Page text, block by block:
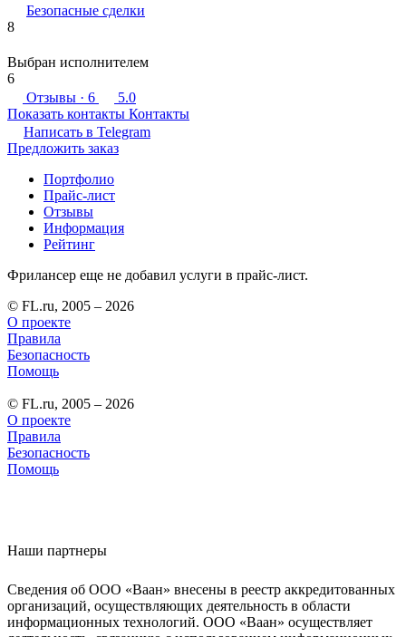
Безопасные сделки
8
Выбран исполнителем
6
Отзывы · 6
5.0
Показать контакты Контакты
Написать в Telegram
Предложить заказ
Портфолио
Прайс-лист
Отзывы
Информация
Рейтинг
Фрилансер еще не добавил услуги в прайс-лист.
© FL.ru, 2005 – 2026
О проекте
Правила
Безопасность
Помощь
© FL.ru, 2005 – 2026
О проекте
Правила
Безопасность
Помощь
Наши партнеры
Сведения об ООО «Ваан» внесены в реестр аккредитованных
организаций, осуществляющих деятельность в области
информационных технологий. ООО «Ваан» осуществляет